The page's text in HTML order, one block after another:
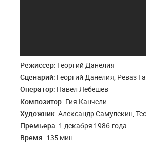
Режиссер: Георгий Данелия
Сценарий: Георгий Данелия, Реваз
Оператор: Павел Лебешев
Композитор: Гия Канчели
Художник: Александр Самулекин,
Премьера: 1 декабря 1986 года
Время: 135 мин.